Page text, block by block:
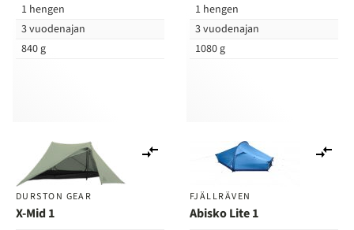
1 hengen
3 vuodenajan
840 g
1 hengen
3 vuodenajan
1080 g
DURSTON GEAR
X-Mid 1
FJÄLLRÄVEN
Abisko Lite 1